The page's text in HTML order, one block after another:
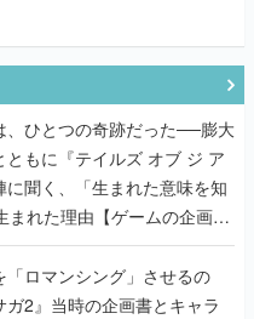
、ひとつの奇跡だった──膨大
ともに『テイルズ オブ ジ ア
に聞く、「生まれた意味を知
まれた理由【ゲームの企画
「ロマンシング」させるの
ガ2』当時の企画書とキャラ